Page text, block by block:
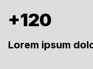
+120
Lorem ipsum